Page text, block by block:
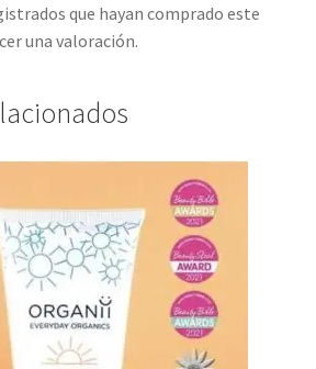
que hayan comprado este
una valoración.